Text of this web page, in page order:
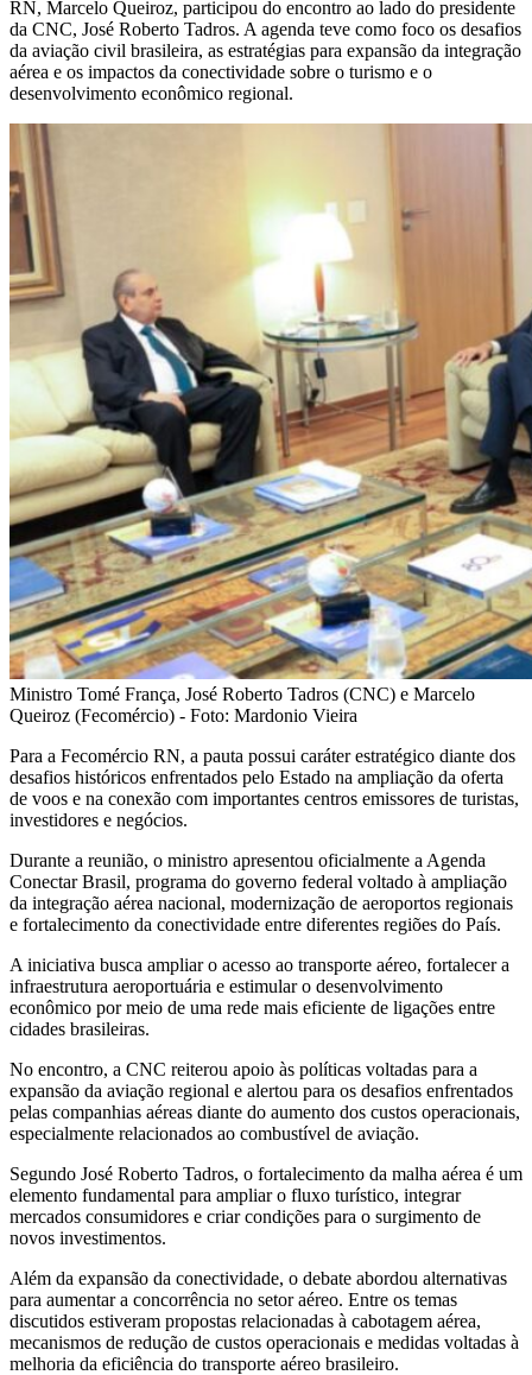
RN, Marcelo Queiroz, participou do encontro ao lado do presidente
da CNC, José Roberto Tadros. A agenda teve como foco os desafios
da aviação civil brasileira, as estratégias para expansão da integração
aérea e os impactos da conectividade sobre o turismo e o
desenvolvimento econômico regional.
Ministro Tomé França, José Roberto Tadros (CNC) e Marcelo
Queiroz (Fecomércio) - Foto: Mardonio Vieira
Para a Fecomércio RN, a pauta possui caráter estratégico diante dos
desafios históricos enfrentados pelo Estado na ampliação da oferta
de voos e na conexão com importantes centros emissores de turistas,
investidores e negócios.
Durante a reunião, o ministro apresentou oficialmente a Agenda
Conectar Brasil, programa do governo federal voltado à ampliação
da integração aérea nacional, modernização de aeroportos regionais
e fortalecimento da conectividade entre diferentes regiões do País.
A iniciativa busca ampliar o acesso ao transporte aéreo, fortalecer a
infraestrutura aeroportuária e estimular o desenvolvimento
econômico por meio de uma rede mais eficiente de ligações entre
cidades brasileiras.
No encontro, a CNC reiterou apoio às políticas voltadas para a
expansão da aviação regional e alertou para os desafios enfrentados
pelas companhias aéreas diante do aumento dos custos operacionais,
especialmente relacionados ao combustível de aviação.
Segundo José Roberto Tadros, o fortalecimento da malha aérea é um
elemento fundamental para ampliar o fluxo turístico, integrar
mercados consumidores e criar condições para o surgimento de
novos investimentos.
Além da expansão da conectividade, o debate abordou alternativas
para aumentar a concorrência no setor aéreo. Entre os temas
discutidos estiveram propostas relacionadas à cabotagem aérea,
mecanismos de redução de custos operacionais e medidas voltadas à
melhoria da eficiência do transporte aéreo brasileiro.